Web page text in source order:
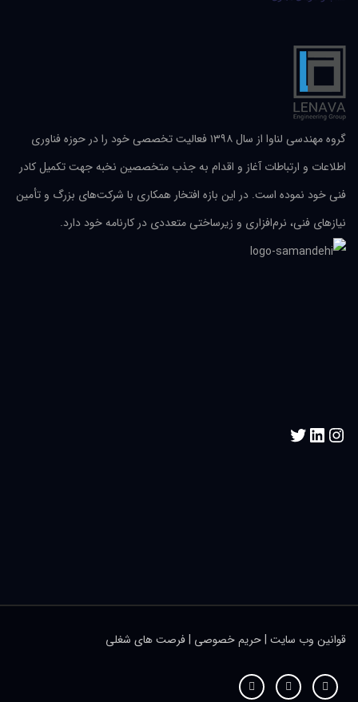
گروه مهندسی لناوا از سال ۱۳۹۸ فعالیت تخصصی خود را در حوزه فناوری
اطلاعات و ارتباطات آغاز و اقدام به جذب متخصصین نخبه جهت تکمیل کادر
فنی خود نموده است. در این بازه افتخار همکاری با شرکت‌های بزرگ و تأمین
نیازهای فنی، نرم‌افزاری و زیرساختی متعددی در کارنامه خود دارد.
قوانین وب سایت |حریم خصوصی |فرصت های شغلی